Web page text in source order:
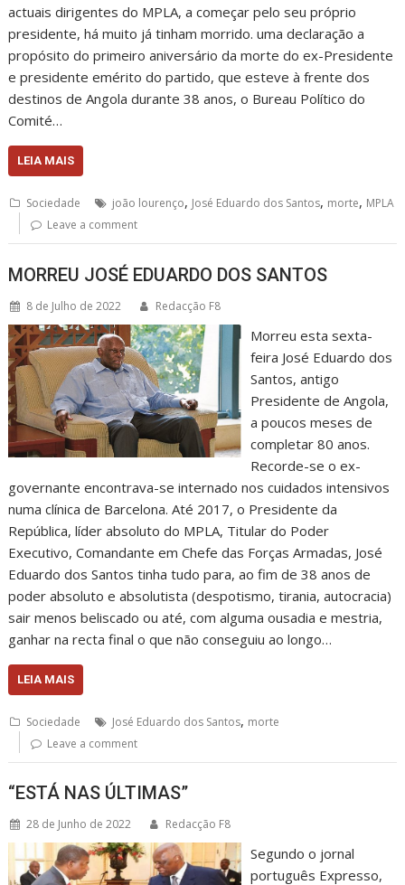
actuais dirigentes do MPLA, a começar pelo seu próprio
presidente, há muito já tinham morrido. uma declaração a
propósito do primeiro aniversário da morte do ex-Presidente
e presidente emérito do partido, que esteve à frente dos
destinos de Angola durante 38 anos, o Bureau Político do
Comité…
LEIA MAIS
Sociedade joão lourenço, José Eduardo dos Santos, morte, MPLA
Leave a comment
MORREU JOSÉ EDUARDO DOS SANTOS
8 de Julho de 2022 Redacção F8
Morreu esta sexta-
feira José Eduardo dos
Santos, antigo
Presidente de Angola,
a poucos meses de
completar 80 anos.
Recorde-se o ex-
governante encontrava-se internado nos cuidados intensivos
numa clínica de Barcelona. Até 2017, o Presidente da
República, líder absoluto do MPLA, Titular do Poder
Executivo, Comandante em Chefe das Forças Armadas, José
Eduardo dos Santos tinha tudo para, ao fim de 38 anos de
poder absoluto e absolutista (despotismo, tirania, autocracia)
sair menos beliscado ou até, com alguma ousadia e mestria,
ganhar na recta final o que não conseguiu ao longo…
LEIA MAIS
Sociedade José Eduardo dos Santos, morte
Leave a comment
“ESTÁ NAS ÚLTIMAS”
28 de Junho de 2022 Redacção F8
Segundo o jornal
português Expresso,